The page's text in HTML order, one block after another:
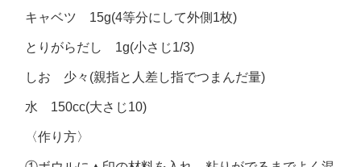
キャベツ 15g(4等分にして外側1枚)
とりがらだし 1g(小さじ1/3)
しお 少々(親指と人差し指でつまんだ量)
水 150cc(大さじ10)
〈作り方〉